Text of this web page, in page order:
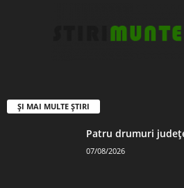
ȘI MAI MULTE ȘTIRI
Patru drumuri
07/08/2026